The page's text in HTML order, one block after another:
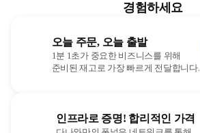
경험하세요
오늘 주문, 오늘 출발
1분 1초가 중요한 비즈니스를 위해
준비된 재고로 가장 빠르게 전달합니다.
인프라로 증명! 합리적인 가격